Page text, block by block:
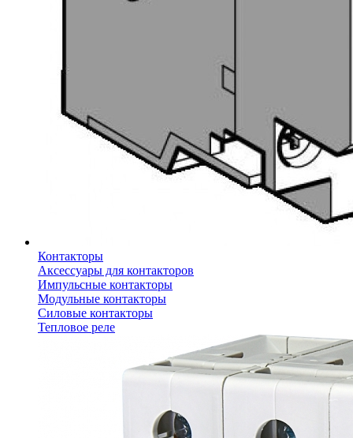
Контакторы
Аксессуары для контакторов
Импульсные контакторы
Модульные контакторы
Силовые контакторы
Тепловое реле